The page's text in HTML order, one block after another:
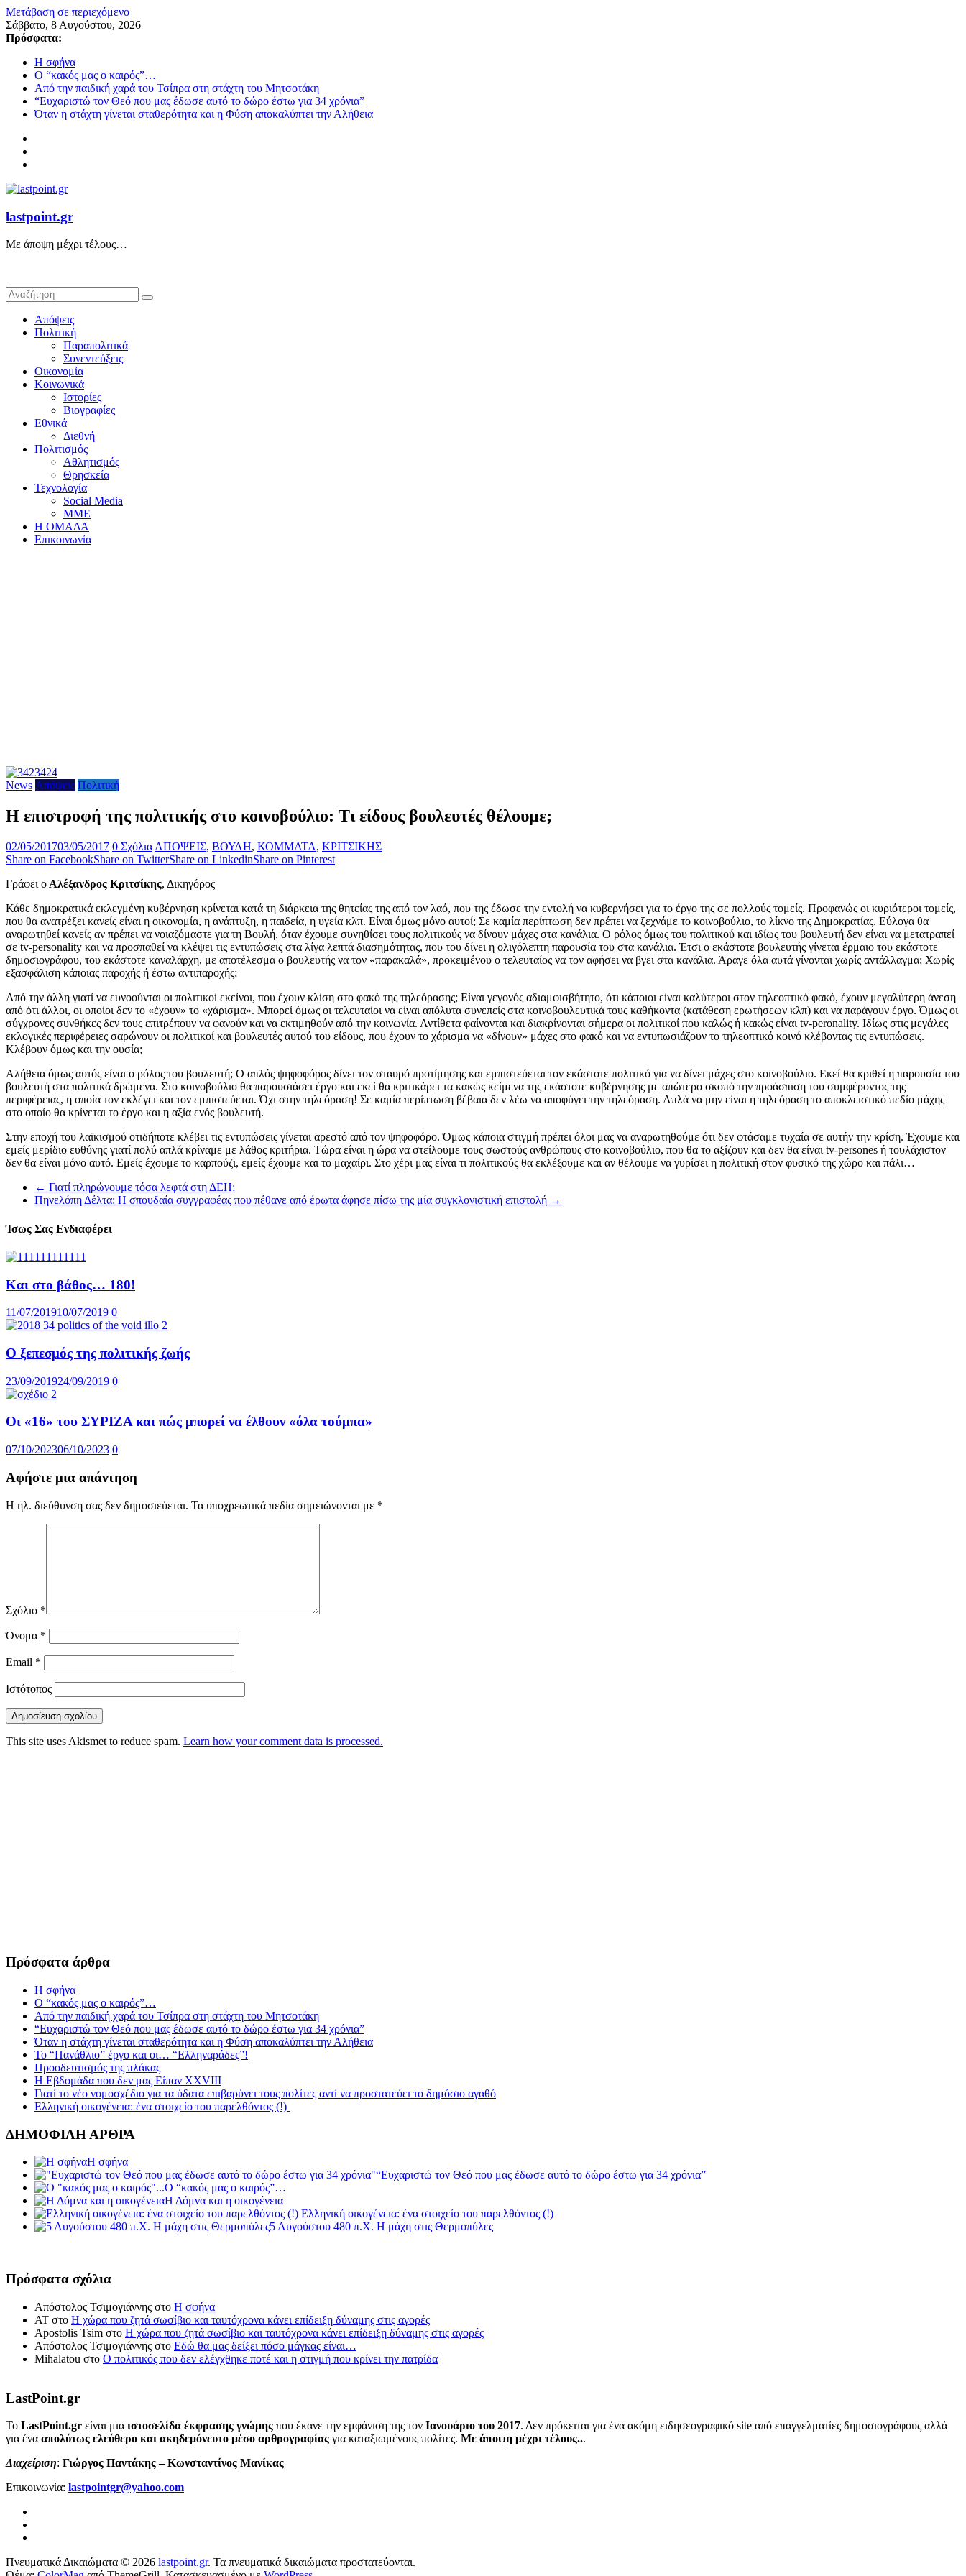
Μετάβαση σε περιεχόμενο
Σάββατο, 8 Αυγούστου, 2026
Πρόσφατα:
Η σφήνα
Ο “κακός μας ο καιρός”…
Από την παιδική χαρά του Τσίπρα στη στάχτη του Μητσοτάκη
“Ευχαριστώ τον Θεό που μας έδωσε αυτό το δώρο έστω για 34 χρόνια”
Όταν η στάχτη γίνεται σταθερότητα και η Φύση αποκαλύπτει την Αλήθεια
lastpoint.gr
Με άποψη μέχρι τέλους…
Απόψεις
Πολιτική
Παραπολιτικά
Συνεντεύξεις
Οικονομία
Κοινωνικά
Ιστορίες
Βιογραφίες
Εθνικά
Διεθνή
Πολιτισμός
Αθλητισμός
Θρησκεία
Τεχνολογία
Social Media
ΜΜΕ
Η ΟΜΑΔΑ
Επικοινωνία
News Απόψεις Πολιτική
Η επιστροφή της πολιτικής στο κοινοβούλιο: Τι είδους βουλευτές θέλουμε;
02/05/201703/05/2017 0 Σχόλια ΑΠΟΨΕΙΣ, ΒΟΥΛΗ, ΚΟΜΜΑΤΑ, ΚΡΙΤΣΙΚΗΣ
Share on FacebookShare on TwitterShare on LinkedinShare on Pinterest
Γράφει ο Αλέξανδρος Κριτσίκης, Δικηγόρος
Κάθε δημοκρατικά εκλεγμένη κυβέρνηση κρίνεται κατά τη διάρκεια της θητείας της από τον λαό, που της έδωσε την εντολή να κυβερνήσει για το έργο της σε πολλούς τομείς. Προφανώς οι κυριότεροι τομείς,
που θα ανατρέξει κανείς είναι η οικονομία, η ανάπτυξη, η παιδεία, η υγεία κλπ. Είναι όμως μόνο αυτοί; Σε καμία περίπτωση δεν πρέπει να ξεχνάμε το κοινοβούλιο, το λίκνο της Δημοκρατίας. Εύλογα θα
αναρωτηθεί κανείς αν πρέπει να νοιαζόμαστε για τη Βουλή, όταν έχουμε συνηθίσει τους πολιτικούς να δίνουν μάχες στα κανάλια. Ο ρόλος όμως του πολιτικού και ιδίως του βουλευτή δεν είναι να μετατραπεί
σε tv-personality και να προσπαθεί να κλέψει τις εντυπώσεις στα λίγα λεπτά διασημότητας, που του δίνει η ολιγόλεπτη παρουσία του στα κανάλια. Έτσι ο εκάστοτε βουλευτής γίνεται έρμαιο του εκάστοτε
δημοσιογράφου, του εκάστοτε καναλάρχη, με αποτέλεσμα ο βουλευτής να τον «παρακαλά», προκειμένου ο τελευταίος να τον αφήσει να βγει στα κανάλια. Άραγε όλα αυτά γίνονται χωρίς αντάλλαγμα; Χωρίς
εξασφάλιση κάποιας παροχής ή έστω αντιπαροχής;
Από την άλλη γιατί να ευνοούνται οι πολιτικοί εκείνοι, που έχουν κλίση στο φακό της τηλεόρασης; Είναι γεγονός αδιαμφισβήτητο, ότι κάποιοι είναι καλύτεροι στον τηλεοπτικό φακό, έχουν μεγαλύτερη άνεση
από ότι άλλοι, οι οποίοι δεν το «έχουν» το «χάρισμα». Μπορεί όμως οι τελευταίοι να είναι απόλυτα συνεπείς στα κοινοβουλευτικά τους καθήκοντα (κατάθεση ερωτήσεων κλπ) και να παράγουν έργο. Όμως οι
σύγχρονες συνθήκες δεν τους επιτρέπουν να φανούν και να εκτιμηθούν από την κοινωνία. Αντίθετα φαίνονται και διακρίνονται σήμερα οι πολιτικοί που καλώς ή κακώς είναι tv-peronality. Ιδίως στις μεγάλες
εκλογικές περιφέρειες σαρώνουν οι πολιτικοί και βουλευτές αυτού του είδους, που έχουν το χάρισμα να «δίνουν» μάχες στο φακό και να εντυπωσιάζουν το τηλεοπτικό κοινό κλέβοντας τις εντυπώσεις.
Κλέβουν όμως και την ουσία;
Αλήθεια όμως αυτός είναι ο ρόλος του βουλευτή; Ο απλός ψηφοφόρος δίνει τον σταυρό προτίμησης και εμπιστεύεται τον εκάστοτε πολιτικό για να δίνει μάχες στο κοινοβούλιο. Εκεί θα κριθεί η παρουσία του
βουλευτή στα πολιτικά δρώμενα. Στο κοινοβούλιο θα παρουσιάσει έργο και εκεί θα κριτικάρει τα κακώς κείμενα της εκάστοτε κυβέρνησης με απώτερο σκοπό την προάσπιση του συμφέροντος της
περιφέρειας, η οποία τον εκλέγει και τον εμπιστεύεται. Όχι στην τηλεόραση! Σε καμία περίπτωση βέβαια δεν λέω να αποφύγει την τηλεόραση. Απλά να μην είναι η τηλεόραση το αποκλειστικό πεδίο μάχης
στο οποίο θα κρίνεται το έργο και η αξία ενός βουλευτή.
Στην εποχή του λαϊκισμού οτιδήποτε κλέβει τις εντυπώσεις γίνεται αρεστό από τον ψηφοφόρο. Όμως κάποια στιγμή πρέπει όλοι μας να αναρωτηθούμε ότι δεν φτάσαμε τυχαία σε αυτήν την κρίση. Έχουμε και
εμείς μερίδιο ευθύνης γιατί πολύ απλά κρίναμε με λάθος κριτήρια. Τώρα είναι η ώρα να στείλουμε τους σωστούς ανθρώπους στο κοινοβούλιο, που θα το αξίζουν και δεν θα είναι tv-persones ή τουλάχιστον
δεν θα είναι μόνο αυτό. Εμείς έχουμε το καρπούζι, εμείς έχουμε και το μαχαίρι. Στο χέρι μας είναι τι πολιτικούς θα εκλέξουμε και αν θέλουμε να γυρίσει η πολιτική στον φυσικό της χώρο και πάλι…
← Γιατί πληρώνουμε τόσα λεφτά στη ΔΕΗ;
Πηνελόπη Δέλτα: Η σπουδαία συγγραφέας που πέθανε από έρωτα άφησε πίσω της μία συγκλονιστική επιστολή →
Ίσως Σας Ενδιαφέρει
Και στο βάθος… 180!
11/07/201910/07/2019 0
Ο ξεπεσμός της πολιτικής ζωής
23/09/201924/09/2019 0
Οι «16» του ΣΥΡΙΖΑ και πώς μπορεί να έλθουν «όλα τούμπα»
07/10/202306/10/2023 0
Αφήστε μια απάντηση
Η ηλ. διεύθυνση σας δεν δημοσιεύεται. Τα υποχρεωτικά πεδία σημειώνονται με *
Σχόλιο *
Όνομα *
Email *
Ιστότοπος
This site uses Akismet to reduce spam. Learn how your comment data is processed.
Πρόσφατα άρθρα
Η σφήνα
Ο “κακός μας ο καιρός”…
Από την παιδική χαρά του Τσίπρα στη στάχτη του Μητσοτάκη
“Ευχαριστώ τον Θεό που μας έδωσε αυτό το δώρο έστω για 34 χρόνια”
Όταν η στάχτη γίνεται σταθερότητα και η Φύση αποκαλύπτει την Αλήθεια
Το “Πανάθλιο” έργο και οι… “Ελληναράδες”!
Προοδευτισμός της πλάκας
Η Εβδομάδα που δεν μας Είπαν XXVIII
Γιατί το νέο νομοσχέδιο για τα ύδατα επιβαρύνει τους πολίτες αντί να προστατεύει το δημόσιο αγαθό
Ελληνική οικογένεια: ένα στοιχείο του παρελθόντος (!)
ΔΗΜΟΦΙΛΗ ΑΡΘΡΑ
Η σφήνα
“Ευχαριστώ τον Θεό που μας έδωσε αυτό το δώρο έστω για 34 χρόνια”
Ο “κακός μας ο καιρός”…
Η Δόμνα και η οικογένεια
Ελληνική οικογένεια: ένα στοιχείο του παρελθόντος (!)
5 Αυγούστου 480 π.Χ. Η μάχη στις Θερμοπύλες
Πρόσφατα σχόλια
Απόστολος Τσιμογιάννης στο Η σφήνα
ΑΤ στο Η χώρα που ζητά σωσίβιο και ταυτόχρονα κάνει επίδειξη δύναμης στις αγορές
Apostolis Tsim στο Η χώρα που ζητά σωσίβιο και ταυτόχρονα κάνει επίδειξη δύναμης στις αγορές
Απόστολος Τσιμογιάννης στο Εδώ θα μας δείξει πόσο μάγκας είναι…
Mihalatou στο Ο πολιτικός που δεν ελέγχθηκε ποτέ και η στιγμή που κρίνει την πατρίδα
LastPoint.gr
To LastPoint.gr είναι μια ιστοσελίδα έκφρασης γνώμης που έκανε την εμφάνιση της τον Ιανουάριο του 2017. Δεν πρόκειται για ένα ακόμη ειδησεογραφικό site από επαγγελματίες δημοσιογράφους αλλά
για ένα απολύτως ελεύθερο και ακηδεμόνευτο μέσο αρθρογραφίας για καταξιωμένους πολίτες. Με άποψη μέχρι τέλους...
Διαχείριση: Γιώργος Παντάκης – Κωνσταντίνος Μανίκας
Επικοινωνία: lastpointgr@yahoo.com
Πνευματικά Δικαιώματα © 2026 lastpoint.gr. Τα πνευματικά δικαιώματα προστατεύονται.